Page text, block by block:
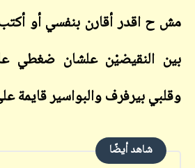
مش ح اقدر أقارن بنفسي أو
بين النقيضيْن علشان ضغطي
وقلبي بيرفرف والبواسير قايمة
شاهد أيضًا